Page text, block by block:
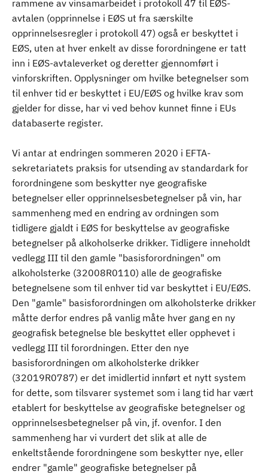
rammene av vinsamarbeidet i protokoll 47 til EØS-
avtalen (opprinnelse i EØS ut fra særskilte
opprinnelsesregler i protokoll 47) også er beskyttet i
EØS, uten at hver enkelt av disse forordningene er tatt
inn i EØS-avtaleverket og deretter gjennomført i
vinforskriften. Opplysninger om hvilke betegnelser som
til enhver tid er beskyttet i EU/EØS og hvilke krav som
gjelder for disse, har vi ved behov kunnet finne i EUs
databaserte register.
Vi antar at endringen sommeren 2020 i EFTA-
sekretariatets praksis for utsending av standardark for
forordningene som beskytter nye geografiske
betegnelser eller opprinnelsesbetegnelser på vin, har
sammenheng med en endring av ordningen som
tidligere gjaldt i EØS for beskyttelse av geografiske
betegnelser på alkoholserke drikker. Tidligere inneholdt
vedlegg III til den gamle "basisforordningen" om
alkoholsterke (32008R0110) alle de geografiske
betegnelsene som til enhver tid var beskyttet i EU/EØS.
Den "gamle" basisforordningen om alkoholsterke drikker
måtte derfor endres på vanlig måte hver gang en ny
geografisk betegnelse ble beskyttet eller opphevet i
vedlegg III til forordningen. Etter den nye
basisforordningen om alkoholsterke drikker
(32019R0787) er det imidlertid innført et nytt system
for dette, som tilsvarer systemet som i lang tid har vært
etablert for beskyttelse av geografiske betegnelser og
opprinnelsesbetegnelser på vin, jf. ovenfor. I den
sammenheng har vi vurdert det slik at alle de
enkeltstående forordningene som beskytter nye, eller
endrer "gamle" geografiske betegnelser på